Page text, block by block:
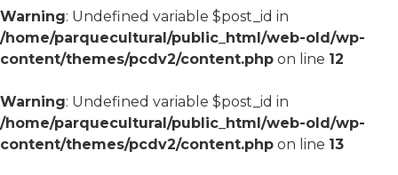
Warning: Undefined variable $post_id in
/home/parquecultural/public_html/web-old/wp-
content/themes/pcdv2/content.php on line 12
Warning: Undefined variable $post_id in
/home/parquecultural/public_html/web-old/wp-
content/themes/pcdv2/content.php on line 13